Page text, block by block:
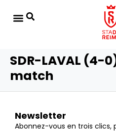
SDR-LAVAL (4-
match
Newsletter
Abonnez-vous en trois clics,